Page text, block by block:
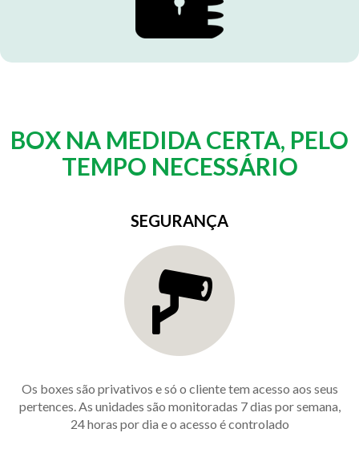
BOX NA MEDIDA CERTA, PELO
TEMPO NECESSÁRIO
SEGURANÇA
Os boxes são privativos e só o cliente tem acesso aos seus
pertences. As unidades são monitoradas 7 dias por semana,
24 horas por dia e o acesso é controlado